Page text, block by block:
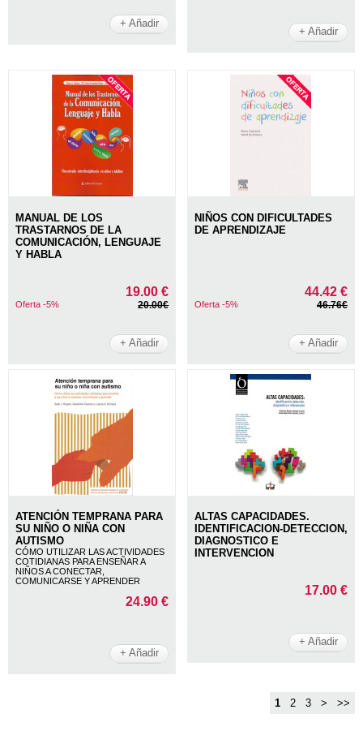
+ Añadir
+ Añadir
MANUAL DE LOS
TRASTARNOS DE LA
COMUNICACIÓN, LENGUAJE
Y HABLA
19.00 €
Oferta -5% 20.00€
+ Añadir
NIÑOS CON DIFICULTADES
DE APRENDIZAJE
44.42 €
Oferta -5% 46.76€
+ Añadir
ATENCIÓN TEMPRANA PARA
SU NIÑO O NIÑA CON
AUTISMO
CÓMO UTILIZAR LAS ACTIVIDADES
COTIDIANAS PARA ENSEÑAR A
NIÑOS A CONECTAR,
COMUNICARSE Y APRENDER
24.90 €
+ Añadir
ALTAS CAPACIDADES.
IDENTIFICACION-DETECCION,
DIAGNOSTICO E
INTERVENCION
17.00 €
+ Añadir
1 2 3 > >>